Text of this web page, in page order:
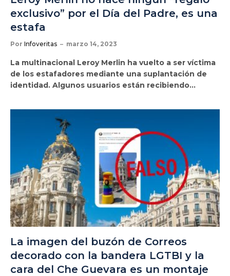
exclusivo” por el Día del Padre, es una
estafa
Por Infoveritas marzo 14, 2023
La multinacional Leroy Merlin ha vuelto a ser víctima
de los estafadores mediante una suplantación de
identidad. Algunos usuarios están recibiendo…
La imagen del buzón de Correos
decorado con la bandera LGTBI y la
cara del Che Guevara es un montaje